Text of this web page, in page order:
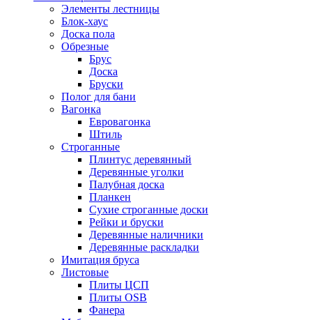
Элементы лестницы
Блок-хаус
Доска пола
Обрезные
Брус
Доска
Бруски
Полог для бани
Вагонка
Евровагонка
Штиль
Строганные
Плинтус деревянный
Деревянные уголки
Палубная доска
Планкен
Сухие строганные доски
Рейки и бруски
Деревянные наличники
Деревянные раскладки
Имитация бруса
Листовые
Плиты ЦСП
Плиты OSB
Фанера